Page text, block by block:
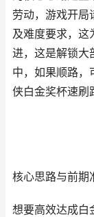
劳动，游戏开局
及难度要求，这
进，这是解锁大
中，如果顺路，
侠白金奖杯速刷
核心思路与前期
想要高效达成白